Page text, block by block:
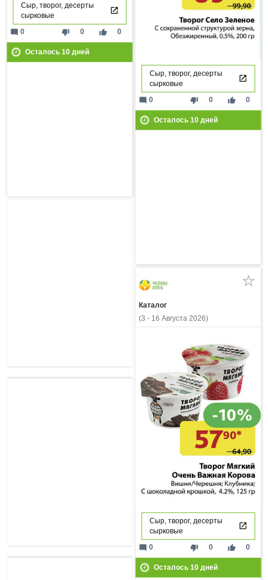
Сыр, творог, десерты
сырковые
thumb_down 0 thumb_up 0
mode_comment 0
Осталось 10дней
Сыр, творог, десерты
сырковые
thumb_down 0 thumb_up 0
mode_comment 0
Осталось 10дней
Каталог
(3 - 16 Августа 2026)
Сыр, творог, десерты
сырковые
thumb_down 0 thumb_up 0
mode_comment 0
Осталось 10дней